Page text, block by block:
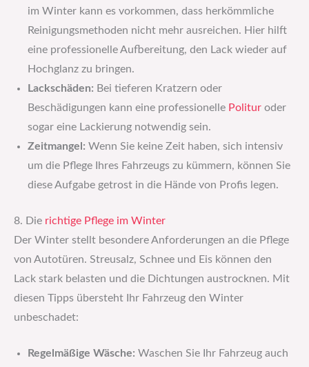
im Winter kann es vorkommen, dass herkömmliche
Reinigungsmethoden nicht mehr ausreichen. Hier hilft
eine professionelle Aufbereitung, den Lack wieder auf
Hochglanz zu bringen.
Lackschäden: Bei tieferen Kratzern oder
Beschädigungen kann eine professionelle Politur oder
sogar eine Lackierung notwendig sein.
Zeitmangel: Wenn Sie keine Zeit haben, sich intensiv
um die Pflege Ihres Fahrzeugs zu kümmern, können Sie
diese Aufgabe getrost in die Hände von Profis legen.
8. Die richtige Pflege im Winter
Der Winter stellt besondere Anforderungen an die Pflege
von Autotüren. Streusalz, Schnee und Eis können den
Lack stark belasten und die Dichtungen austrocknen. Mit
diesen Tipps übersteht Ihr Fahrzeug den Winter
unbeschadet:
Regelmäßige Wäsche: Waschen Sie Ihr Fahrzeug auch